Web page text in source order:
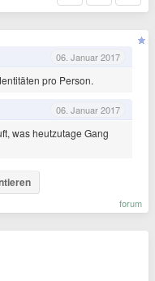
06. Januar 2017
pro Person.
06. Januar 2017
was heutzutage Gang
forum